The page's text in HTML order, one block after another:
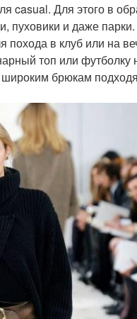
casual. Для этого в
пуховики и даже
в клуб или на
топ или
брюкам